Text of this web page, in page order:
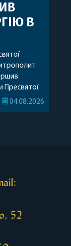
В
Пресвятої
04.08.2026
52